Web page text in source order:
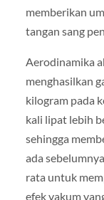
memberikan
tangan sang
Aerodinamika
menghasilkan
kilogram pada
kali lipat lebih
sehingga
ada
rata untuk
efek vakum